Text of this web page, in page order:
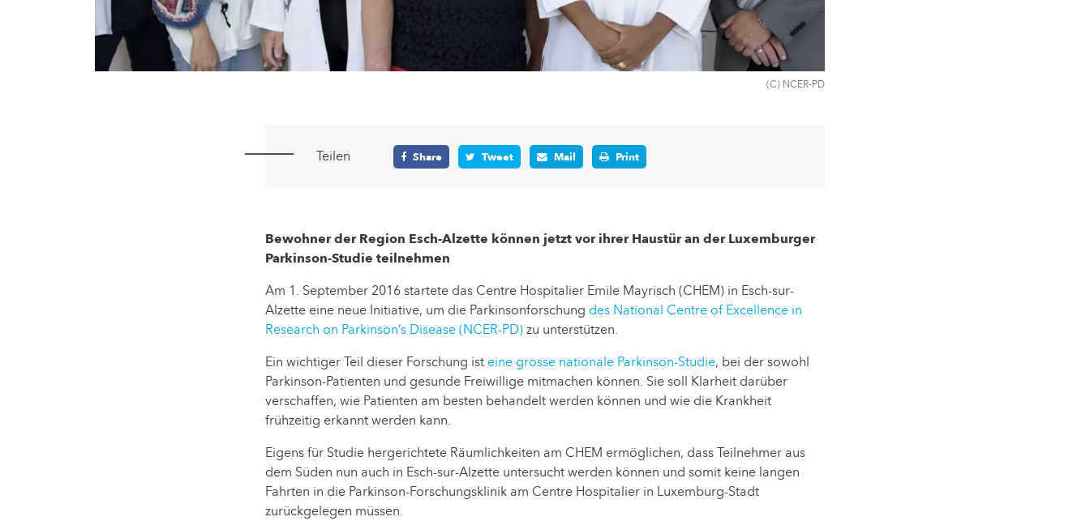
(C) NCER-PD
Teilen Share Tweet Mail Print
Bewohner der Region Esch-Alzette können jetzt vor ihrer Haustür an der Luxemburger
Parkinson-Studie teilnehmen
Am 1. September 2016 startete das Centre Hospitalier Emile Mayrisch (CHEM) in Esch-sur-
Alzette eine neue Initiative, um die Parkinsonforschung des National Centre of Excellence in
Research on Parkinson’s Disease (NCER-PD)zu unterstützen.
Ein wichtiger Teil dieser Forschung ist eine grosse nationale Parkinson-Studie, bei der sowohl
Parkinson-Patienten und gesunde Freiwillige mitmachen können. Sie soll Klarheit darüber
verschaffen, wie Patienten am besten behandelt werden können und wie die Krankheit
frühzeitig erkannt werden kann.
Eigens für Studie hergerichtete Räumlichkeiten am CHEM ermöglichen, dass Teilnehmer aus
dem Süden nun auch in Esch-sur-Alzette untersucht werden können und somit keine langen
Fahrten in die Parkinson-Forschungsklinik am Centre Hospitalier in Luxemburg-Stadt
zurückgelegen müssen.